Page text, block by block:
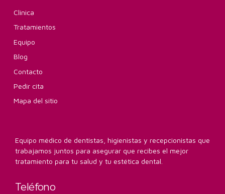
Clínica
Tratamientos
Equipo
Blog
Contacto
Pedir cita
Mapa del sitio
Equipo médico de dentistas, higienistas y recepcionistas que
trabajamos juntos para asegurar que recibes el mejor
tratamiento para tu salud y tu estética dental.
Teléfono